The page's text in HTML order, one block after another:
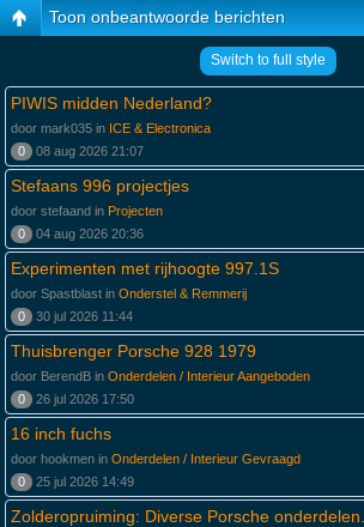
Toon onbeantwoorde berichten
Switch to full style
PIWIS midden Nederland?
door mark035 in ICE & Electronica
0
08 aug 2026 21:07
Stefaans 996 projectjes
door stefaand in Projecten
0
04 aug 2026 20:36
Experimenten met rijhoogte 997.1S
door Spastblast in Onderstel & Remmerij
0
30 jul 2026 11:44
Thuisbrenger Porsche 928 1979
door BerendB in Onderdelen / Interieur Aangeboden
0
26 jul 2026 17:50
16 inch fuchs
door hookmen in Onderdelen / Interieur Gevraagd
0
25 jul 2026 14:49
Zolderopruiming: Diverse Porsche onderdelen.